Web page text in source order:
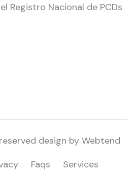
Registro Nacional de PCDs
design by Webtend
Faqs Services